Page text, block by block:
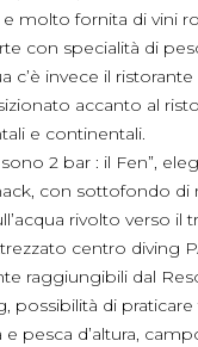
molto fornita di vini
con specialità di
c’è invece il
accanto al
e continentali.
2 bar : il Fen”,
con sottofondo di
rivolto verso
centro diving
raggiungibili dal
possibilità di
pesca d’altura,